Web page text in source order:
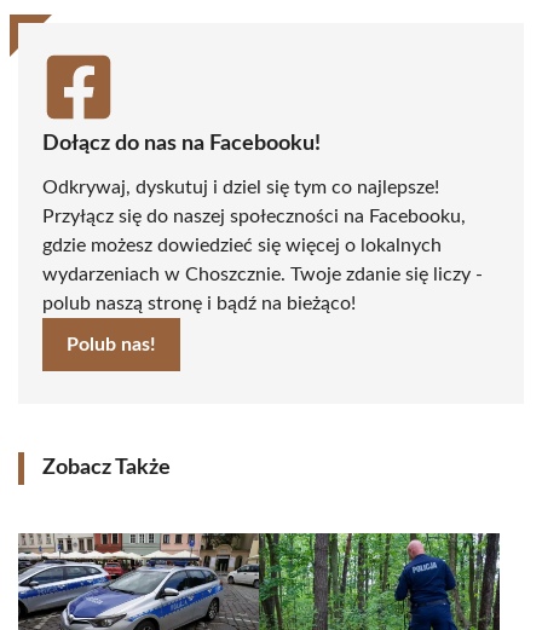
Dołącz do nas na Facebooku!
Odkrywaj, dyskutuj i dziel się tym co najlepsze!
Przyłącz się do naszej społeczności na Facebooku,
gdzie możesz dowiedzieć się więcej o lokalnych
wydarzeniach w Choszcznie. Twoje zdanie się liczy -
polub naszą stronę i bądź na bieżąco!
Polub nas!
Zobacz Także